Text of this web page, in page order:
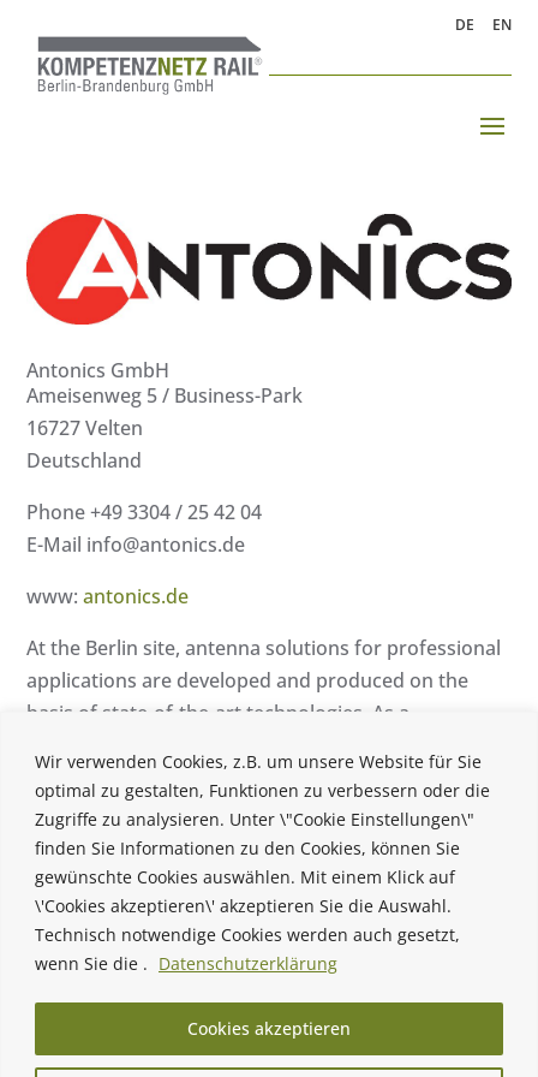
Wir verwenden Cookies, z.B. um unsere Website für Sie
optimal zu gestalten, Funktionen zu verbessern oder die
Zugriffe zu analysieren. Unter \"Cookie Einstellungen\"
finden Sie Informationen zu den Cookies, können Sie
gewünschte Cookies auswählen. Mit einem Klick auf
\'Cookies akzeptieren\' akzeptieren Sie die Auswahl.
Technisch notwendige Cookies werden auch gesetzt,
wenn Sie die . Datenschutzerklärung
Cookies akzeptieren
DE EN
Antonics GmbH
Ameisenweg 5 / Business-Park
16727 Velten
Deutschland
Phone +49 3304 / 25 42 04
E-Mail info@antonics.de
www:antonics.de
At the Berlin site, antenna solutions for professional
applications are developed and produced on the
basis of state-of-the-art technologies. As a
antennas of the brand OmPlecs and DiPlecs,
ANTONICS is mainly active as a railroad equipment
supplier. All railroad antennas of ANTONICS are
certified according to the railroad standards EN
50155 and others.